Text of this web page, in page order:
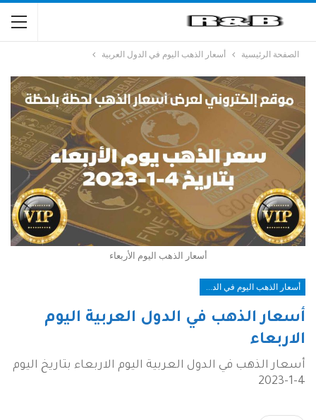
الصفحة الرئيسية أسعار الذهب اليوم في الدول العربية
أسعار الذهب اليوم الأربعاء
أسعار الذهب في الدول العربية اليوم
الاربعاء
أسعار الذهب في الدول العربية اليوم الاربعاء بتاريخ اليوم
4-1-2023